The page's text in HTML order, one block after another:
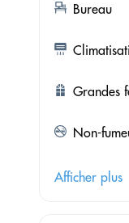
Bureau
Grandes
Non-
Afficher plus